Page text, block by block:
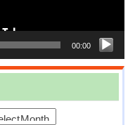
00:00